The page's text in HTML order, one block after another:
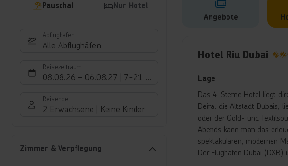
Pauschal Nur Hotel
Abflughafen
Alle Abflughäfen
Reisezeitraum
08.08.26 – 06.08.27 7-21 Nächte
Reisende
2 Erwachsene Keine Kinder
Zimmer & Verpflegung
Angebote
Hotel Riu Dubai
Lage
Das 4-Sterne Hotel liegt
Deira, die Altstadt Dubais,
oder der Gold- und
Abends kann man das
spektakulären, modernen
Der Flughafen Dubai